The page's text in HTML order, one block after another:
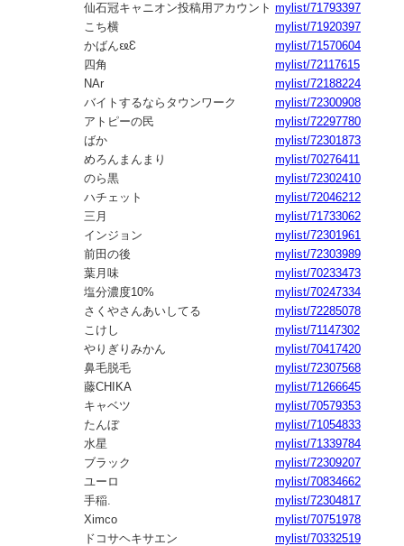
仙石冠キャニオン投稿用アカウント mylist/71793397
こち横
mylist/71920397
かばんᦕԐ
mylist/71570604
四角
mylist/72117615
NAr
mylist/72188224
バイトするならタウンワーク
mylist/72300908
アトピーの民
mylist/72297780
ばか
mylist/72301873
めろんまんまり
mylist/70276411
のら黒
mylist/72302410
ハチェット
mylist/72046212
三月
mylist/71733062
インジョン
mylist/72301961
前田の後
mylist/72303989
葉月味
mylist/70233473
塩分濃度10%
mylist/70247334
さくやさんあいしてる
mylist/72285078
こけし
mylist/71147302
やりぎりみかん
mylist/70417420
鼻毛脱毛
mylist/72307568
藤CHIKA
mylist/71266645
キャベツ
mylist/70579353
たんぼ
mylist/71054833
水星
mylist/71339784
ブラック
mylist/72309207
ユーロ
mylist/70834662
手稲.
mylist/72304817
Ximco
mylist/70751978
ドコサヘキサエン
mylist/70332519